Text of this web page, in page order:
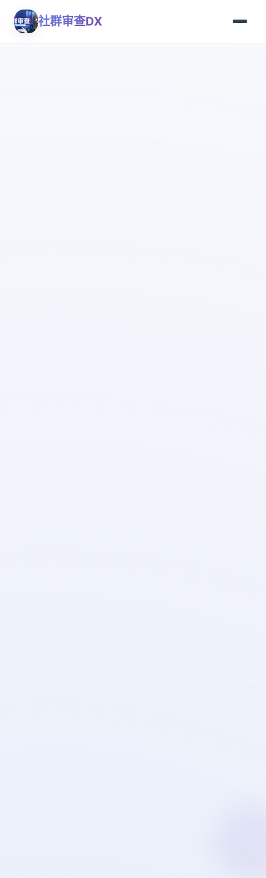
社群审查DX